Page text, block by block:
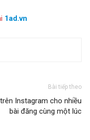
1ad.vn
Bài tiếp theo
Instagram cho nhiều
bài đăng cùng một lúc